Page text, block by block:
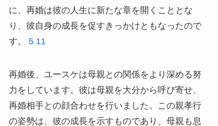
に、再婚は彼の人生に新たな章を開くこととな
り、彼自身の成長を促すきっかけともなったので
す。 5 11
再婚後、ユースケは母親との関係をより深める努
力をしています。彼は母親を大分から呼び寄せ、
再婚相手との顔合わせを行いました。この親孝行
の姿勢は、彼の成長を示すものであり、母親も息